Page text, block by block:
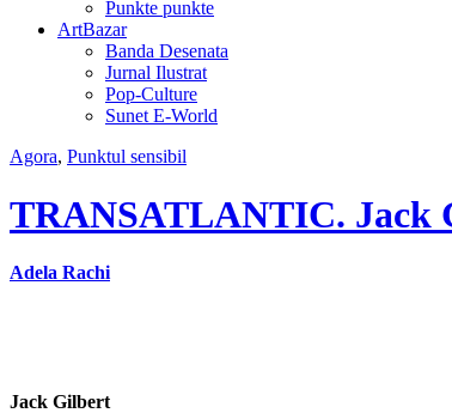
Punkte punkte
ArtBazar
Banda Desenata
Jurnal Ilustrat
Pop-Culture
Sunet E-World
Agora, Punktul sensibil
TRANSATLANTIC. Jack
Adela Rachi
Jack Gilbert